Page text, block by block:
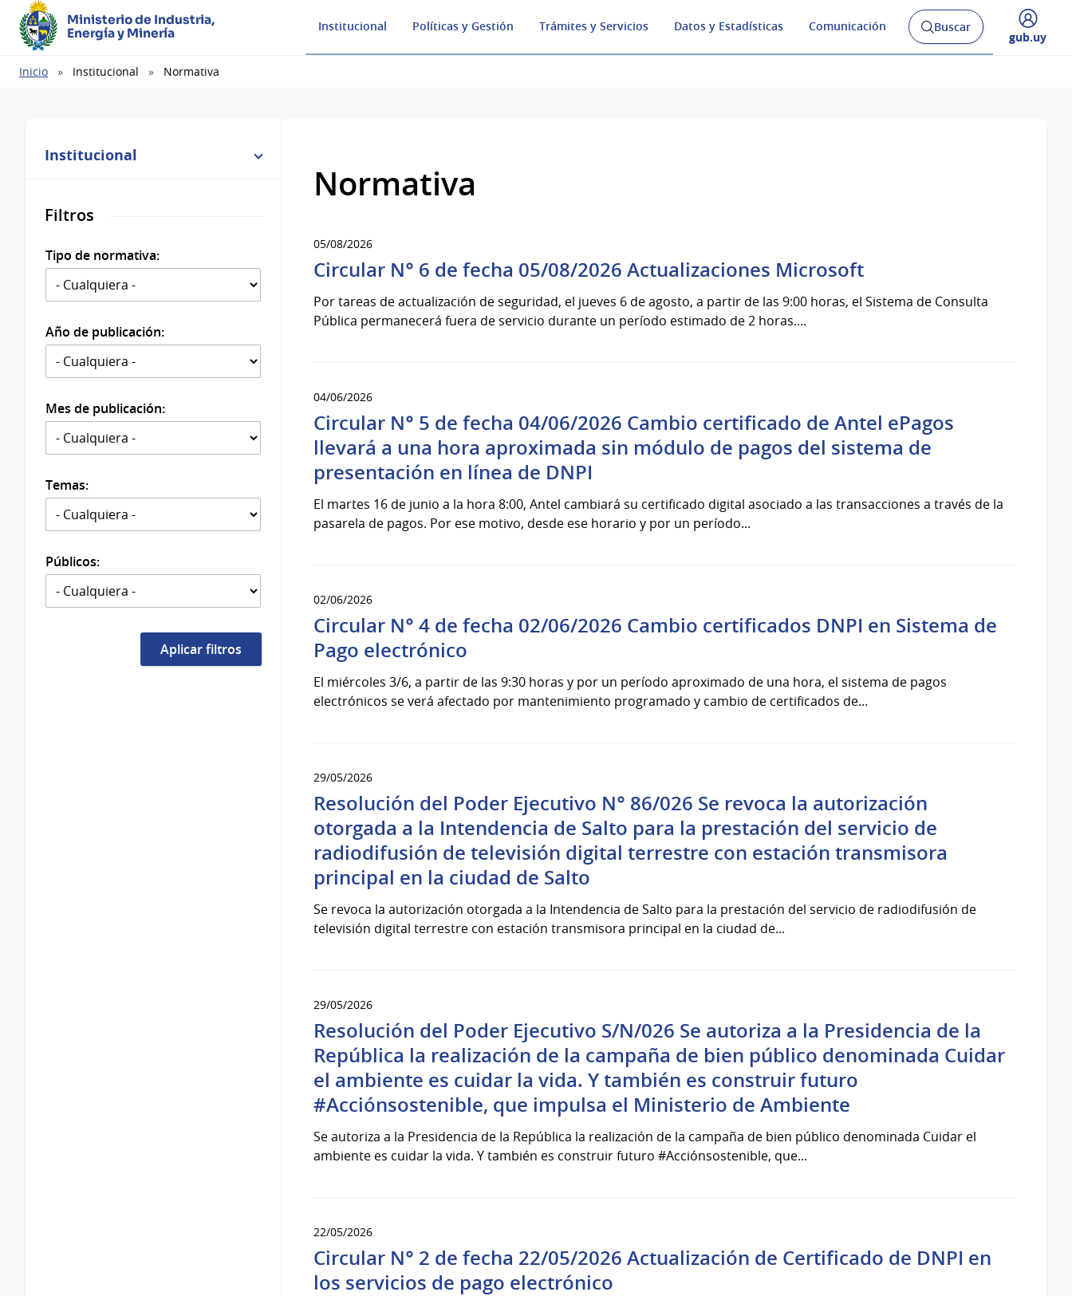
Ministerio de Industria,
Energía y Minería
Institucional Políticas y Gestión Trámites y Servicios Datos y Estadísticas Comunicación
Abrir
buscador
Buscar
Desplegar
gub.uy
Ruta
Inicio Institucional Normativa
Institucional
Filtros
Tipo de normativa:
Año de publicación:
Mes de publicación:
Temas:
Públicos:
Normativa
05/08/2026
Circular N° 6 de fecha 05/08/2026 Actualizaciones Microsoft
Por tareas de actualización de seguridad, el jueves 6 de agosto, a partir de las 9:00 horas, el Sistema de Consulta
Pública permanecerá fuera de servicio durante un período estimado de 2 horas....
04/06/2026
Circular N° 5 de fecha 04/06/2026 Cambio certificado de Antel ePagos
llevará a una hora aproximada sin módulo de pagos del sistema de
presentación en línea de DNPI
El martes 16 de junio a la hora 8:00, Antel cambiará su certificado digital asociado a las transacciones a través de la
pasarela de pagos. Por ese motivo, desde ese horario y por un período...
02/06/2026
Circular N° 4 de fecha 02/06/2026 Cambio certificados DNPI en Sistema de
Pago electrónico
El miércoles 3/6, a partir de las 9:30 horas y por un período aproximado de una hora, el sistema de pagos
electrónicos se verá afectado por mantenimiento programado y cambio de certificados de...
29/05/2026
Resolución del Poder Ejecutivo N° 86/026 Se revoca la autorización
otorgada a la Intendencia de Salto para la prestación del servicio de
radiodifusión de televisión digital terrestre con estación transmisora
principal en la ciudad de Salto
Se revoca la autorización otorgada a la Intendencia de Salto para la prestación del servicio de radiodifusión de
televisión digital terrestre con estación transmisora principal en la ciudad de...
29/05/2026
Resolución del Poder Ejecutivo S/N/026 Se autoriza a la Presidencia de la
República la realización de la campaña de bien público denominada Cuidar
el ambiente es cuidar la vida. Y también es construir futuro
#Acciónsostenible, que impulsa el Ministerio de Ambiente
Se autoriza a la Presidencia de la República la realización de la campaña de bien público denominada Cuidar el
ambiente es cuidar la vida. Y también es construir futuro #Acciónsostenible, que...
22/05/2026
Circular N° 2 de fecha 22/05/2026 Actualización de Certificado de DNPI en
los servicios de pago electrónico